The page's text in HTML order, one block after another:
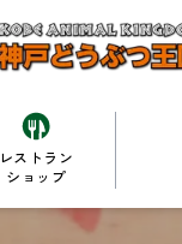
レストラン
ショップ